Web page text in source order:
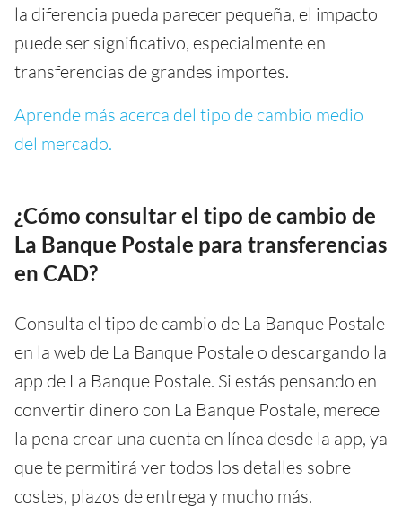
la diferencia pueda parecer pequeña, el impacto
puede ser significativo, especialmente en
transferencias de grandes importes.
Aprende más acerca del tipo de cambio medio
del mercado.
¿Cómo consultar el tipo de cambio de
La Banque Postale para transferencias
en CAD?
Consulta el tipo de cambio de La Banque Postale
en la web de La Banque Postale o descargando la
app de La Banque Postale. Si estás pensando en
convertir dinero con La Banque Postale, merece
la pena crear una cuenta en línea desde la app, ya
que te permitirá ver todos los detalles sobre
costes, plazos de entrega y mucho más.